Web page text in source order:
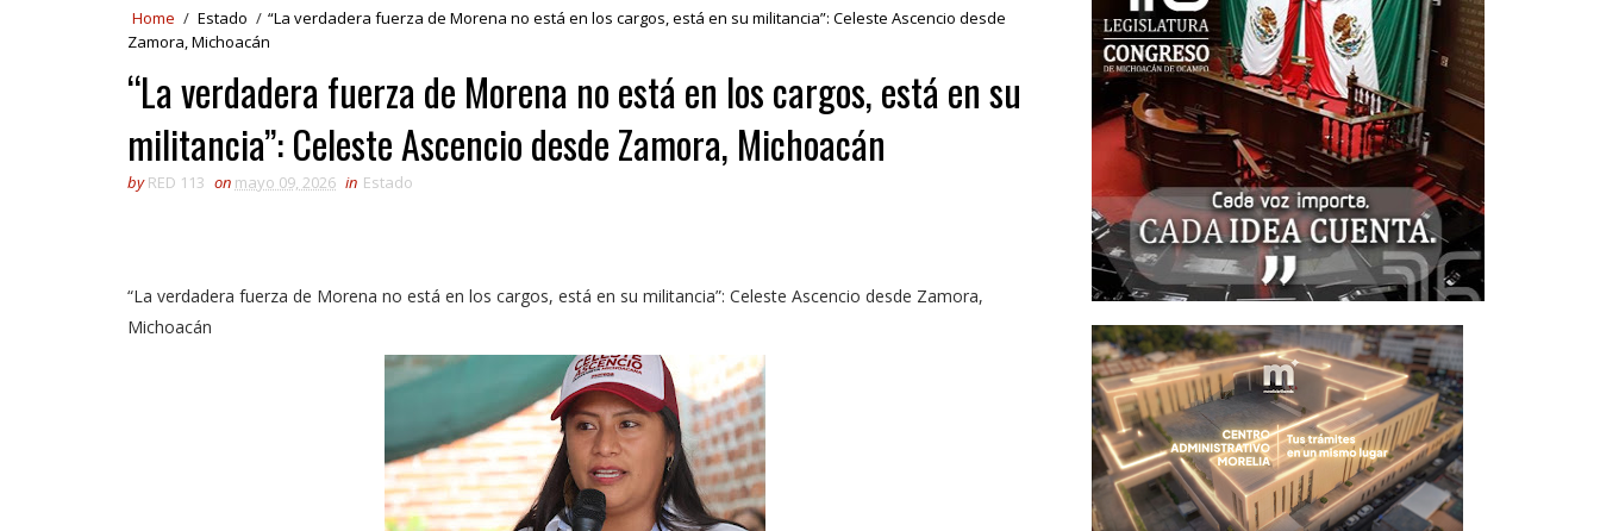
Home / Estado / “La verdadera fuerza de Morena no está en los cargos, está en su militancia”: Celeste Ascencio desde
Zamora, Michoacán
“La verdadera fuerza de Morena no está en los cargos, está en su
militancia”: Celeste Ascencio desde Zamora, Michoacán
by RED 113 on mayo 09, 2026 in Estado
“La verdadera fuerza de Morena no está en los cargos, está en su militancia”: Celeste Ascencio desde Zamora,
Michoacán